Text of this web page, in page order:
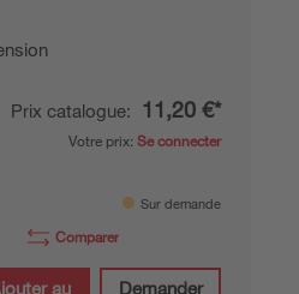
Prix catalogue: 11,20 €*
Votre prix: Se connecter
Sur demande
Comparer
au
Demander